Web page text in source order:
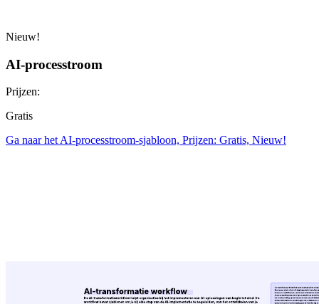
Nieuw!
AI-processtroom
Prijzen:
Gratis
Ga naar het AI-processtroom-sjabloon, Prijzen: Gratis, Nieuw!